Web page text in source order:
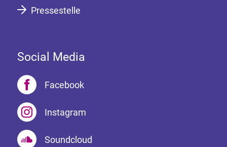
Pressestelle
Social Media
Facebook
Instagram
Soundcloud